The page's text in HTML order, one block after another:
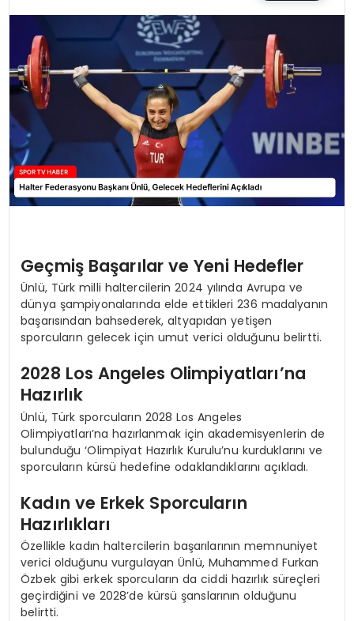
EĞITIM
MAGAZIN
SPOR
YAŞAM
Geçmiş Başarılar ve Yeni Hedefler
Ünlü, Türk milli haltercilerin 2024 yılında Avrupa ve
dünya şampiyonalarında elde ettikleri 236 madalyanın
başarısından bahsederek, altyapıdan yetişen
sporcuların gelecek için umut verici olduğunu belirtti.
2028 Los Angeles Olimpiyatları’na
Hazırlık
Ünlü, Türk sporcuların 2028 Los Angeles
Olimpiyatları’na hazırlanmak için akademisyenlerin de
bulunduğu ‘Olimpiyat Hazırlık Kurulu’nu kurduklarını ve
sporcuların kürsü hedefine odaklandıklarını açıkladı.
Kadın ve Erkek Sporcuların
Hazırlıkları
Özellikle kadın haltercilerin başarılarının memnuniyet
verici olduğunu vurgulayan Ünlü, Muhammed Furkan
Özbek gibi erkek sporcuların da ciddi hazırlık süreçleri
geçirdiğini ve 2028’de kürsü şanslarının olduğunu
belirtti.